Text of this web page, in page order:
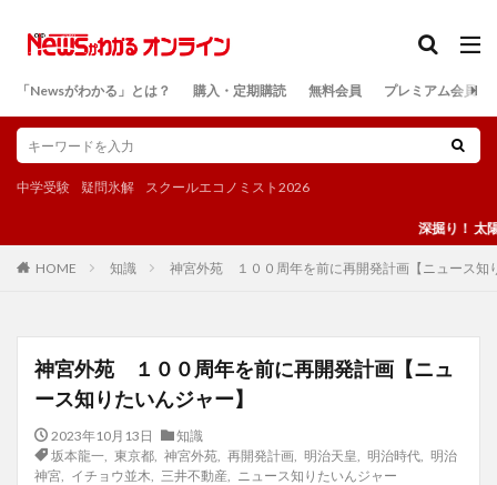
「Newsがわかる」とは？ 購入・定期購読 無料会員 プレミアム会員
中学受験 疑問氷解 スクールエコノミスト2026
深掘り！ 太陽光発電
HOME 知識 神宮外苑 １００周年を前に再開発計画【ニュース知
神宮外苑 １００周年を前に再開発計画【ニュ
ース知りたいんジャー】
2023年10月13日
知識
坂本龍一, 東京都, 神宮外苑, 再開発計画, 明治天皇 明治時代
明治
神宮
イチョウ並木 三井不動産 ニュース知りたいんジャー
検索